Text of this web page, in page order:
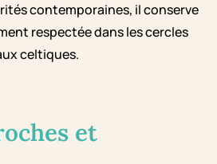
contemporaines, il conserve
respectée dans les cercles
celtiques.
et